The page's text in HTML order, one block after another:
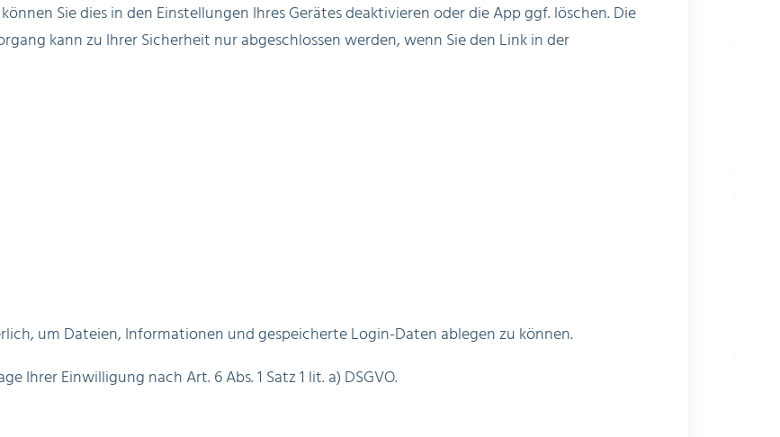
Sie dies in den Einstellungen Ihres Gerätes deaktivieren oder die App ggf. löschen. Die
kann zu Ihrer Sicherheit nur abgeschlossen werden, wenn Sie den Link in der
um Dateien, Informationen und gespeicherte Login-Daten ablegen zu können.
Einwilligung nach Art. 6 Abs. 1 Satz 1 lit. a) DSGVO.